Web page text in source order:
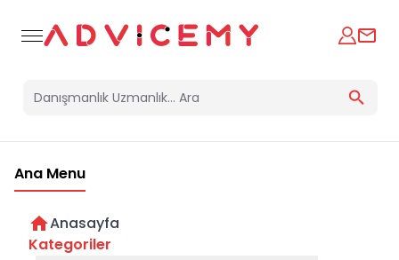
Ana Menu
Anasayfa
Kategoriler
Obsesif Kompulsif Bozukluk (OKB)